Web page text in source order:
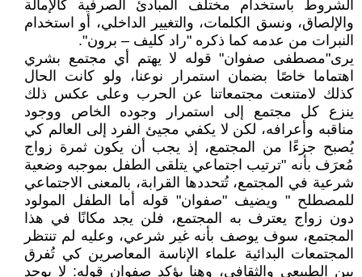
الشروط باستخدام مختلف المبادئ الصرفية كالإمالة
والإلصاق، ونسق الكلمات، والتغيير الداخلي، أو استخدام
النبرات من عدمه كما ذكره "راد كليف – برون".
يرى"مصطفى صفوان" قوله لا يهتم أي مجتمع بشري
اهتماما خاصًا بضمان استمرار نوعنا، ولو كانت الحال
كذلك لامتنعت مجتمعاتنا عن الحرب وعلى عكس ذلك
ينزع كل مجتمع إلى استمرار وجوده الخاص ووجود
مناقبه وأعرافه، لكن لا يكفي مجيئ الفرد إلى العالم كي
يُصبح جزءًا من المجتمع، إذ يجب أن يكون ثمرة زواج
مُعرَف بأنه "ترتيب اجتماعي يتلقى الطفل بموجبه وضعية
شرعية في المجتمع، تُتحددها القرابة، بالمعنى الاجتماعي
للمصطلح " ويضيف "صفوان" قوله أما الطفل المولود
دون زواج يعترف به المجتمع، فلن يجد مكانًا في هذا
المجتمع، سوف يوصف بأنه غير شرعي، وعليه لم تنتظر
المجتمعات البدائية علماء الإناسة المعاصرين كي تُفرق
بين الطبيعي والثقافي، وهنا يؤكد صفوان قوله: لا يوجد